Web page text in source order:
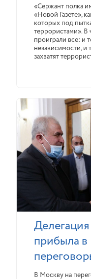
«Сержант полка
«Новой Газете»,
которых под
террористами». В
проиграли все: и
независимости, и
захватят
прибыла в
В Москву на